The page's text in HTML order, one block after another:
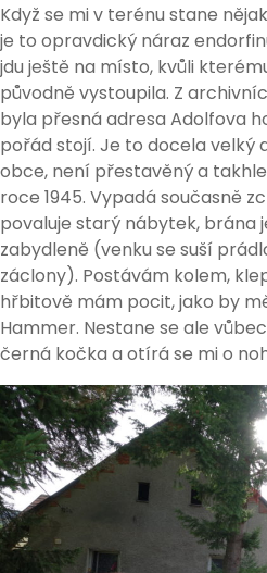
Když se mi v terénu stane
je to opravdický náraz
jdu ještě na místo, kvůli
původně vystoupila. Z
byla přesná adresa Adolfova
pořád stojí. Je to docela velký
obce, není přestavěný a
roce 1945. Vypadá současně
povaluje starý nábytek, brána
zabydleně (venku se suší
záclony). Postávám kolem,
hřbitově mám pocit, jako by
Hammer. Nestane se ale
černá kočka a otírá se mi o